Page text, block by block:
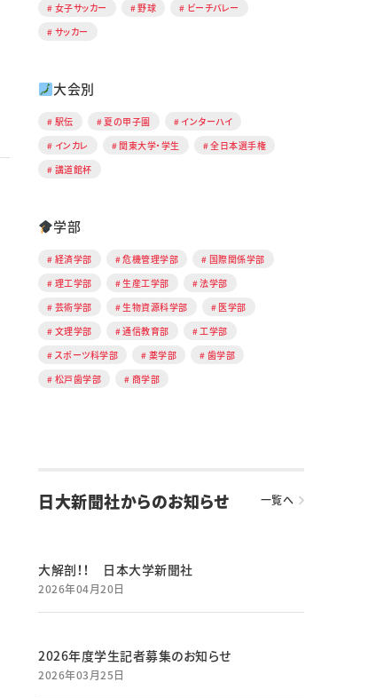
女子サッカー
野球
ビーチバレー
サッカー
大会別
駅伝 夏の甲子園
インターハイ
インカレ
関東大学・学生
全日本選手権
講道館杯
学部
経済学部 危機管理学部
国際関係学部
理工学部
生産工学部
法学部
芸術学部
生物資源科学部
医学部
文理学部
通信教育部
工学部
スポーツ科学部
薬学部
歯学部
松戸歯学部
商学部
日大新聞社からのお知らせ 一覧へ
大解剖！！ 日本大学新聞社
2026年04月20日
2026年度学生記者募集のお知らせ
2026年03月25日